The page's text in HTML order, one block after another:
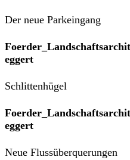
Der neue Parkeingang
eggert
Schlittenhügel
eggert
Neue Flussüberquerungen